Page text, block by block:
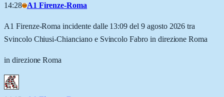
14:28 A1 Firenze-Roma
A1 Firenze-Roma incidente dalle 13:09 del 9 agosto 2026 tra
Svincolo Chiusi-Chianciano e Svincolo Fabro in direzione Roma
in direzione Roma